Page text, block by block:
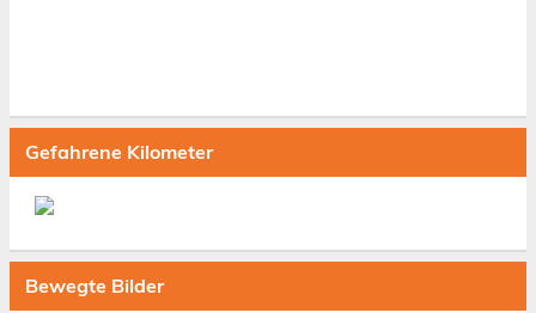
Gefahrene Kilometer
Bewegte Bilder